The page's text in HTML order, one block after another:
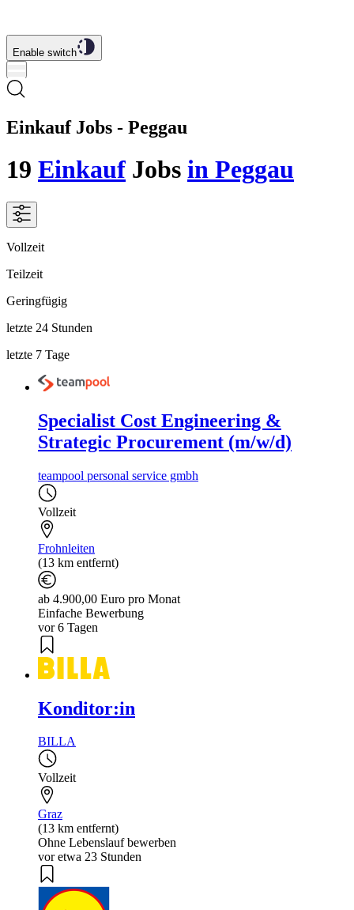
Enable switch
Einkauf Jobs - Peggau
19 Einkauf Jobs in Peggau
Vollzeit
Teilzeit
Geringfügig
letzte 24 Stunden
letzte 7 Tage
Specialist Cost Engineering &
Strategic Procurement (m/w/d)
teampool personal service gmbh
Vollzeit
Frohnleiten
(13 km entfernt)
ab 4.900,00 Euro pro Monat
Einfache Bewerbung
vor 6 Tagen
Konditor:in
BILLA
Vollzeit
Graz
(13 km entfernt)
Ohne Lebenslauf bewerben
vor etwa 23 Stunden